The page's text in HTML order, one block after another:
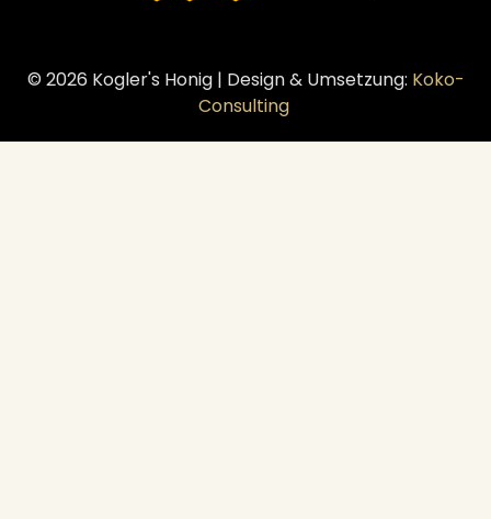
© 2026 Kogler's Honig | Design & Umsetzung: Koko-
Consulting